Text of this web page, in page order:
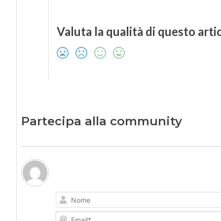
Valuta la qualità di questo
Partecipa alla community